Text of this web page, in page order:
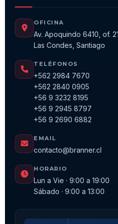
OFICINA
Av. Apoquindo 6410, of.
Las Condes, Santiago
TELÉFONOS
+562 2984 7670
+562 2840 0905
+56 9 3232 8195
+56 9 2945 8797
+56 9 2690 6882
EMAIL
contacto@branner.cl
HORARIO
Lun a Vie · 9:00 a 19:00
Sábado · 9:00 a 13:00